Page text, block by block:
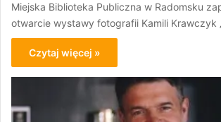
Miejska Biblioteka Publiczna w Radomsku
otwarcie wystawy fotografii Kamili Krawczyk
Czytaj więcej »